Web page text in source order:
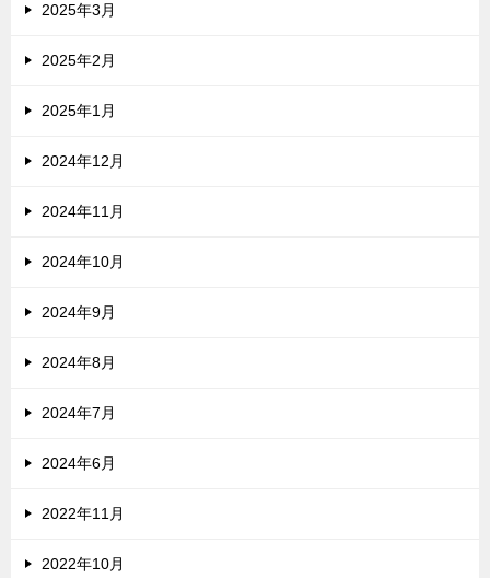
2025年3月
2025年2月
2025年1月
2024年12月
2024年11月
2024年10月
2024年9月
2024年8月
2024年7月
2024年6月
2022年11月
2022年10月